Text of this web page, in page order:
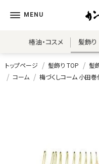
椿油・コスメ 髪飾り
トップページ 髪飾り TOP 髪
コーム
梅づくしコーム 小田巻